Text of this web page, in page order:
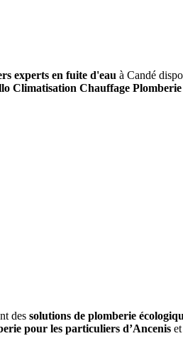
experts en fuite d'eau à Candé
Climatisation Chauffage Plomberie
des solutions de plomberie
pour les particuliers d’Ancenis